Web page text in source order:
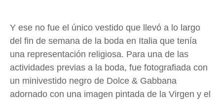
Y ese no fue el único vestido que llevó a lo largo
del fin de semana de la boda en Italia que tenía
una representación religiosa. Para una de las
actividades previas a la boda, fue fotografiada con
un minivestido negro de Dolce & Gabbana
adornado con una imagen pintada de la Virgen y el